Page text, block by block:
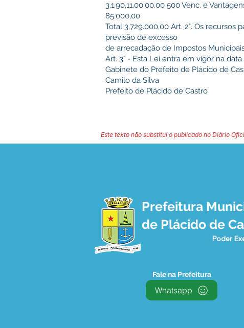
3.1.90.11.00.00.00 500 Venc. e
85.000,00
Total 3.729.000,00 Art. 2°. Os
previsão de excesso
de arrecadação de Impostos
Art. 3° - Esta Lei entra em vigor na
Gabinete do Prefeito de Plácido de
Camilo da Silva
Prefeito de Plácido de Castro
Este texto não substitui o publicado no Diário
Prefeitura
de Plácido de
Poder
Fale na Prefeitura
Whatsapp